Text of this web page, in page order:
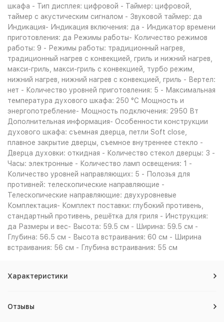
шкафа - Тип дисплея: цифровой - Таймер: цифровой,
таймер с акустическим сигналом - Звуковой таймер: да
Индикация- Индикация включения: да - Индикатор времени
приготовления: да Режимы работы- Количество режимов
работы: 9 - Режимы работы: традиционный нагрев,
традиционный нагрев с конвекцией, гриль и нижний нагрев,
макси-гриль, макси-гриль с конвекцией, турбо режим,
нижний нагрев, нижний нагрев с конвекцией, гриль - Вертел:
нет - Количество уровней приготовления: 5 - Максимальная
температура духового шкафа: 250 °С Мощность и
энергопотребление- Мощность подключения: 2950 Вт
Дополнительная информация- Особенности конструкции
духового шкафа: съемная дверца, петли Soft close,
плавное закрытие дверцы, съемное внутреннее стекло -
Дверца духовки: откидная - Количество стекол дверцы: 3 -
Часы: электронные - Количество ламп освещения: 1 -
Количество уровней направляющих: 5 - Полозья для
противней: телескопические направляющие -
Телескопические направляющие: двухуровневые
Комплектация- Комплект поставки: глубокий противень,
стандартный противень, решётка для гриля - Инструкция:
да Размеры и вес- Высота: 59.5 см - Ширина: 59.5 см -
Глубина: 56.5 см - Высота встраивания: 60 см - Ширина
встраивания: 56 см - Глубина встраивания: 55 см
Характеристики
Отзывы